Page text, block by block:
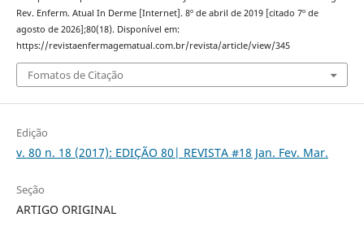
Rev. Enferm. Atual In Derme [Internet]. 8º de abril de 2019 [citado 7º de
agosto de 2026];80(18). Disponível em:
https://revistaenfermagematual.com.br/revista/article/view/345
Fomatos de Citação
Edição
v. 80 n. 18 (2017): EDIÇÃO 80| REVISTA #18 Jan. Fev. Mar.
Seção
ARTIGO ORIGINAL